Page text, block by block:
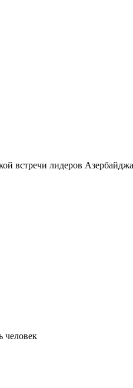
встречи лидеров
человек